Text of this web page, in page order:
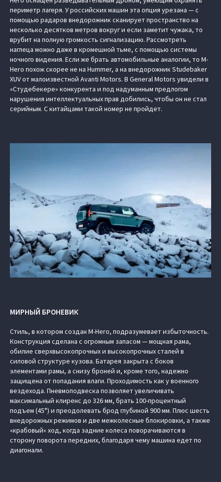
периметр лагеря. У российских машин эта опция урезана — с
помощью радаров внедорожник сканирует пространство на
несколько десятков метров вокруг и если заметит чужака, то
врубит на полную громкость сигнализацию. Рассмотреть
наглеца можно даже в кромешной тьме, с помощью системы
ночного видения. Если же брать автомобильные аналогии, то M-
Hero похож скорее не на Hummer, а на внедорожник Studebaker
XUV от малоизвестной Avanti Motors. В General Motors увидели в
«Студебекере» конкурента и под надуманным предлогом
нарушения интеллектуальных прав добились, чтобы он не стал
серийным. С китайцами такой номер не пройдет.
МИРНЫЙ БРОНЕВИК
Стиль, в котором создан M-Hero, подразумевает избыточность.
Конструкция сделана с огромным запасом — мощная рама,
обилие сверхвысокопрочных и высокопрочных сталей в
силовой структуре кузова. Батарея закрыта с боков
элементами рамы, а снизу броней и, кроме того, надежно
защищена от попадания влаги. Проходимость как у военного
вездехода. Пневмоподвеска позволяет увеличивать
максимальный клиренс до 326 мм, брать 100-процентный
подъем (45°) и преодолевать брод глубиной 900 мм. Плюс шесть
внедорожных режимов и две межколесные блокировки, а также
«крабовый» ход, когда задние колеса поворачиваются в
сторону поворота передних, благодаря чему машина едет по
диагонали.